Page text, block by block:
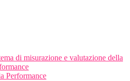
di misurazione e valutazione della
Performance